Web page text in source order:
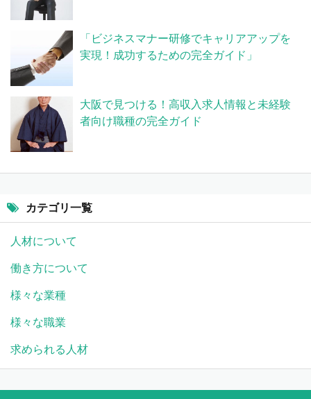
「ビジネスマナー研修でキャリアアップを
実現！成功するための完全ガイド」
大阪で見つける！高収入求人情報と未経験
者向け職種の完全ガイド
カテゴリ一覧
人材について
働き方について
様々な業種
様々な職業
求められる人材